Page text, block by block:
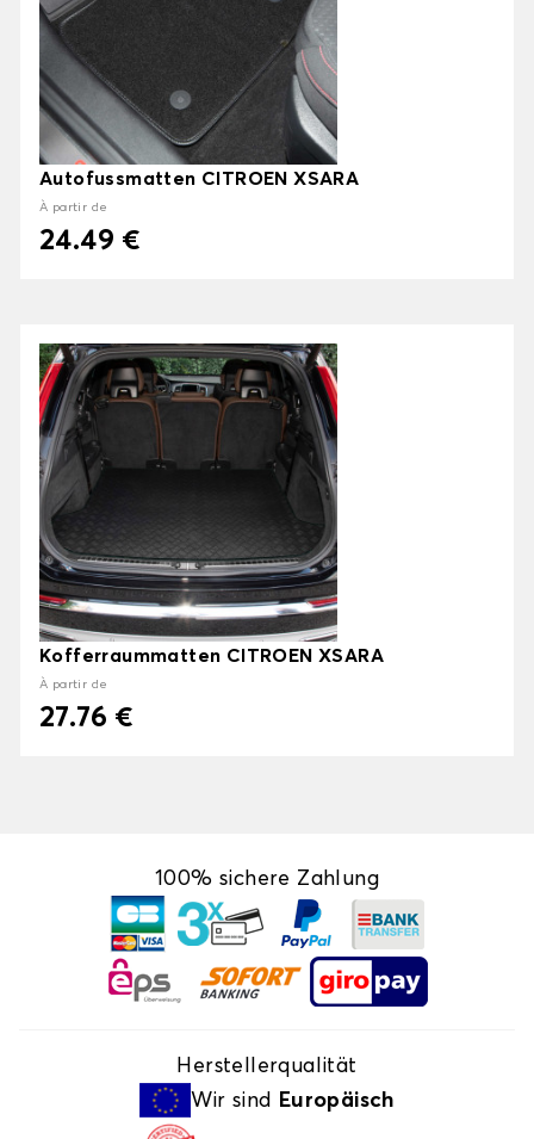
Autofussmatten CITROEN XSARA
À partir de
24.49 €
Kofferraummatten CITROEN XSARA
À partir de
27.76 €
100% sichere Zahlung
Herstellerqualität
Wir sind
Europäisch